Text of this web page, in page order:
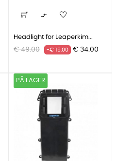

Headlight for Leaperkim...
Grunnpris
€ 49.00 -€ 15.00 Pris
€ 34.00
PÅ LAGER